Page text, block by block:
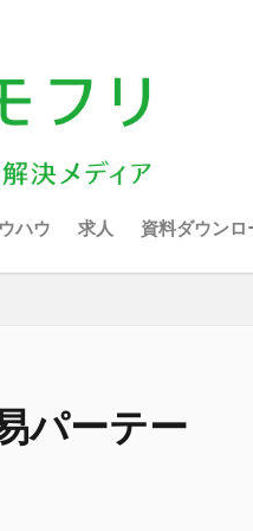
ハウ 求人 資料ダウンロ
パーテー